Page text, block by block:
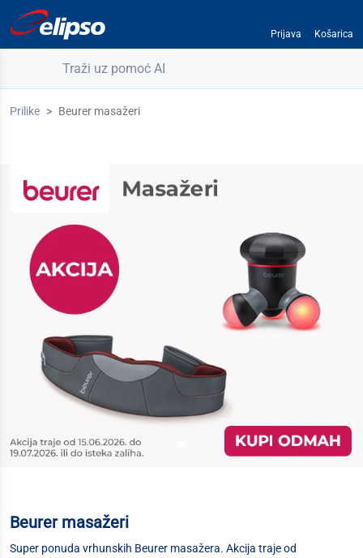
Prijava Košarica
Traži uz pomoć AI
Prilike Beurer masažeri
Beurer masažeri
Super ponuda vrhunskih Beurer masažera. Akcija traje od